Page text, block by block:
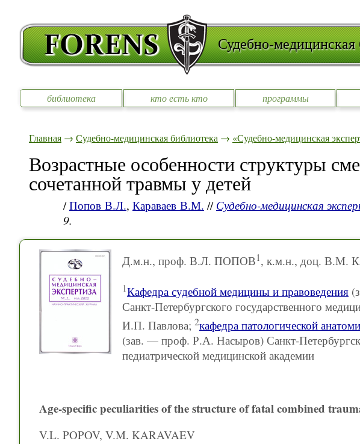
Судебно-медицинская
библиотека кто есть кто программы
Главная → Судебно-медицинская библиотека → «Судебно-медицинская
Возрастные особенности структуры
сочетанной травмы у детей
/Попов В.Л., Караваев В.М. // Судебно-медицинская
9.
Д.м.н., проф. В.Л. ПОПОВ1, к.м.н., доц. В.М.
1Кафедра судебной медицины и правоведения
Санкт-Петербургского государственного
И.П. Павлова; 2кафедра патологической
(зав. — проф. Р.А. Насыров) Санкт-
педиатрической медицинской академии
Age-specific peculiarities of the structure of fatal combined
V.L. POPOV, V.M. KARAVAEV